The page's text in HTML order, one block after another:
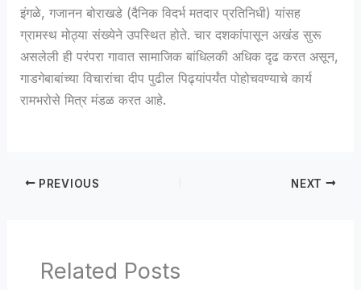
इंगळे, गजानन बोराखडे (दैनिक विदर्भ मतदार प्रतिनिधी) यांसह
ग्रामस्थ मोठ्या संख्येने उपस्थित होते. चार दशकांपासून अखंड सुरू
असलेली ही परंपरा गावात सामाजिक बांधिलकी अधिक दृढ करत असून,
गाडगेबाबांच्या विचारांचा दीप पुढील पिढ्यांपर्यंत पोहोचवण्याचे कार्य
रामभरोसे मित्र मंडळ करत आहे.
PREVIOUS NEXT
Related Posts